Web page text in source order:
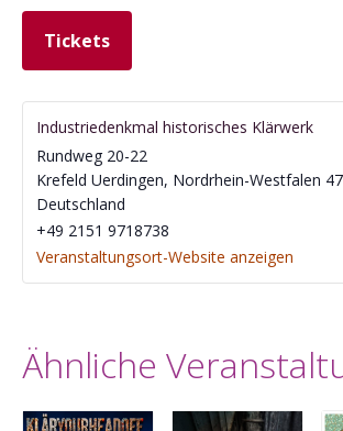
Tickets
Industriedenkmal historisches Klärwerk
Rundweg 20-22
Krefeld Uerdingen, Nordrhein-Westfalen
Deutschland
‭+49 2151 9718738‬
Veranstaltungsort-Website anzeigen
Ähnliche